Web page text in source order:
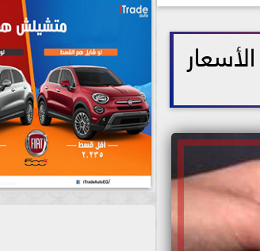
أمام الجنيه اليوم السبت 4-7-2026.. الأسعار